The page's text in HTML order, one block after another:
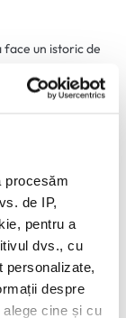
procesăm
de IP,
pentru a
dvs., cu
despre
cine și cu
face un istoric de
diferite